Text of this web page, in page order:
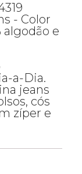
- Color
algodão e
a-Dia.
jeans
cós
zíper e